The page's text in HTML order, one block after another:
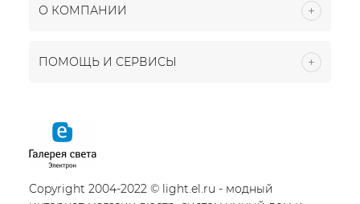
О КОМПАНИИ
ПОМОЩЬ И СЕРВИСЫ
Copyright 2004-2022 © light.el.ru - модный